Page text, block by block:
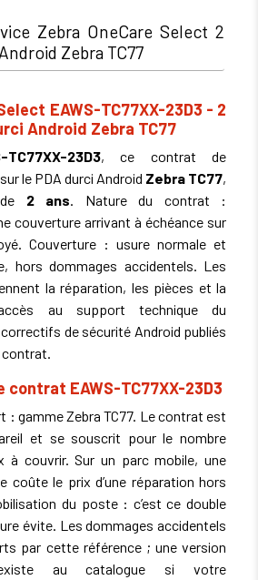
Zebra OneCare Select 2
Zebra TC77
EAWS-TC77XX-23D3 - 2
Android Zebra TC77
TC77XX-23D3, ce contrat de
le PDA durci Android Zebra TC77,
2 ans . Nature du contrat :
couverture arrivant à échéance sur
Couverture : usure normale et
hors dommages accidentels. Les
la réparation, les pièces et la
au support technique du
de sécurité Android publiés
contrat EAWS-TC77XX-23D3
: gamme Zebra TC77. Le contrat est
et se souscrit pour le nombre
à couvrir. Sur un parc mobile, une
coûte le prix d’une réparation hors
du poste : c’est ce double
évite. Les dommages accidentels
par cette référence ; une version
existe au catalogue si votre